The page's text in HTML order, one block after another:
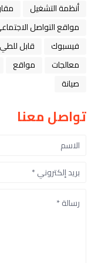
أنظمة التشغيل
مواقع التواصل
فيسبوك
قابل للطي
معالجات
مواقع
صيانة
تواصل معنا